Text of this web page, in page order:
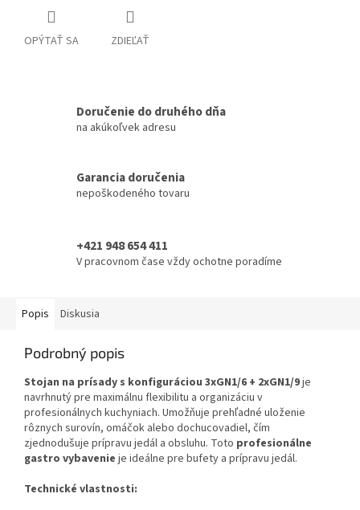
OPÝTAŤ SA ZDIEĽAŤ
Doručenie do druhého dňa
na akúkoľvek adresu
Garancia doručenia
nepoškodeného tovaru
+421 948 654 411
V pracovnom čase vždy ochotne poradíme
Popis Diskusia
Podrobný popis
Stojan na prísady s konfiguráciou 3xGN1/6 + 2xGN1/9je
navrhnutý pre maximálnu flexibilitu a organizáciu v
profesionálnych kuchyniach. Umožňuje prehľadné uloženie
rôznych surovín, omáčok alebo dochucovadiel, čím
zjednodušuje prípravu jedál a obsluhu. Toto profesionálne
gastro vybavenie je ideálne pre bufety a prípravu jedál.
Technické vlastnosti: